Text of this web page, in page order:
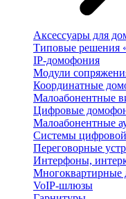
Аксессуары для
Типовые решения
IP-домофония
Модули
Координатные
Малоабонентные
Цифровые
Малоабонентные
Системы
Переговорные
Интерфоны,
Многоквартирные
VoIP-шлюзы